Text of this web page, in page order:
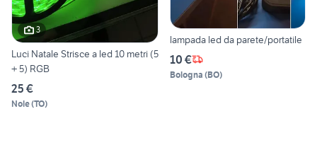
3
Luci Natale Strisce a led 10 metri (5
+ 5) RGB
25 €
Nole(TO)
lampada led da parete/portatile
10 €
Bologna (BO)